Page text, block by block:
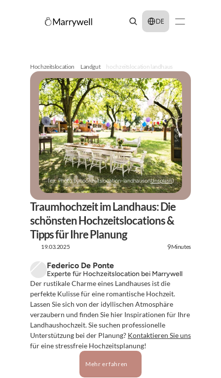
Select Language
DE
Hochzeitslocation Landgut hochzeitslocation landhaus
(ex: Photo byhochzeitslocation-landhausonUnsplash)
Traumhochzeit im Landhaus: Die
schönsten Hochzeitslocations &
Tipps für Ihre Planung
19.03.2025 9Minutes
Federico De Ponte
Experte für Hochzeitslocation bei Marrywell
Der rustikale Charme eines Landhauses ist die
perfekte Kulisse für eine romantische Hochzeit.
Lassen Sie sich von der idyllischen Atmosphäre
verzaubern und finden Sie hier Inspirationen für Ihre
Landhaushochzeit. Sie suchen professionelle
Unterstützung bei der Planung? Kontaktieren Sie uns
für eine stressfreie Hochzeitsplanung!
Mehr erfahren